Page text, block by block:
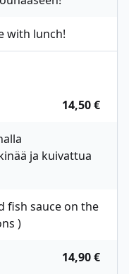
with lunch!
14,50 €
ja kuivattua
fish sauce on the
)
14,90 €